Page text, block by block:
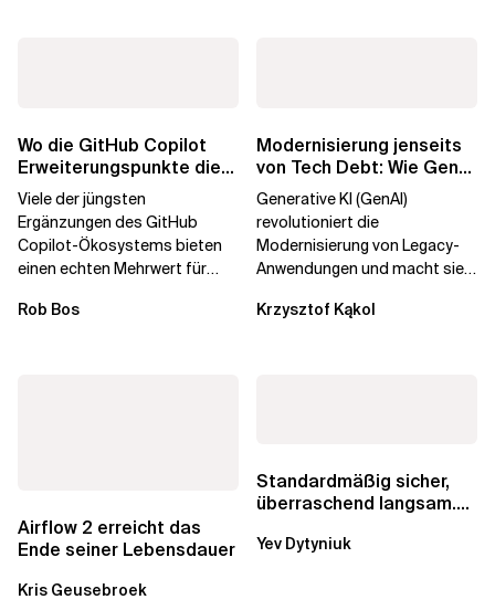
Wo die GitHub Copilot
Erweiterungspunkte die
Governance brechen
Viele der jüngsten
Ergänzungen des GitHub
Copilot-Ökosystems bieten
einen echten Mehrwert für
aber auch die...
Rob Bos
Modernisierung jenseits
von Tech Debt: Wie GenAI
die
Generative KI (GenAI)
revolutioniert die
Modernisierung von Legacy-
Anwendungen und macht sie
Durch die Automatisierung...
Krzysztof Kąkol
Airflow 2 erreicht das
Ende seiner Lebensdauer
Kris Geusebroek
Standardmäßig sicher,
überraschend langsam.
über die RDS...
Yev Dytyniuk